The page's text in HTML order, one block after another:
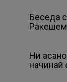
Беседа
Ни
начинай